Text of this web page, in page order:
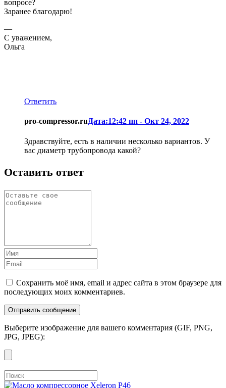
вопросе?
Заранее благодарю!
—
С уважением,
Ольга
Ответить
pro-compressor.ruДата:12:42 пп - Окт 24, 2022
Здравствуйте, есть в наличии несколько вариантов. У
вас диаметр трубопровода какой?
Оставить ответ
Сохранить моё имя, email и адрес сайта в этом браузере для
последующих моих комментариев.
Выберите изображение для вашего комментария (GIF, PNG,
JPG, JPEG):